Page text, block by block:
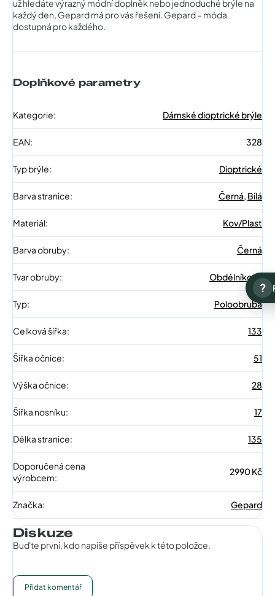
už hledáte výrazný módní doplněk nebo jednoduché brýle na
každý den, Gepard má pro vás řešení. Gepard – móda
dostupná pro každého.
Doplňkové parametry
Kategorie: Dámské dioptrické brýle
EAN: 328
Typ brýle: Dioptrické
Barva stranice: Černá, Bílá
Materiál: Kov/Plast
Barva obruby: Černá
Tvar obruby: Obdélníkové
Typ: Poloobruba
Celková šířka: 133
Šířka očnice: 51
Výška očnice: 28
Šířka nosníku: 17
Délka stranice: 135
Doporučená cena
výrobcem:
2990 Kč
Značka: Gepard
Diskuze
Buďte první, kdo napíše příspěvek k této položce.
Přidat komentář
?